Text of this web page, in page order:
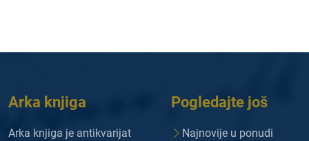
Arka knjiga
Arka knjiga je antikvarijat
Pogledajte još
Najnovije u ponudi